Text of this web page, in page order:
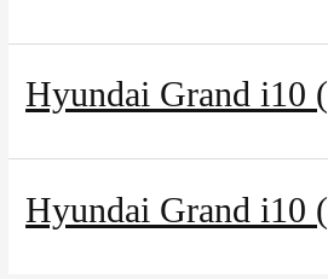
Hyundai Grand i10
Hyundai Grand i10
Clean &